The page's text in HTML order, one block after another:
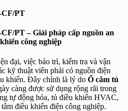
CF/PT
PT – Giải pháp cấp nguồn an
công nghiệp
đại, việc bảo trì, kiểm tra và vận
kỹ thuật viên phải có nguồn điện
khiển. Đây chính là lý do Ổ cắm tủ
càng được sử dụng rộng rãi trong
tự động hóa, tủ điều khiển HVAC,
điều khiển điện công nghiệp.